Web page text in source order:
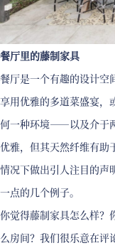
餐厅里的藤制家具
餐厅是一个有趣的设计空
享用优雅的多道菜盛宴，
何一种环境——以及介于
优雅，但其天然纤维有助
情况下做出引人注目的声
一点的几个例子。
你觉得藤制家具怎么样？
么房间？我们很乐意在评